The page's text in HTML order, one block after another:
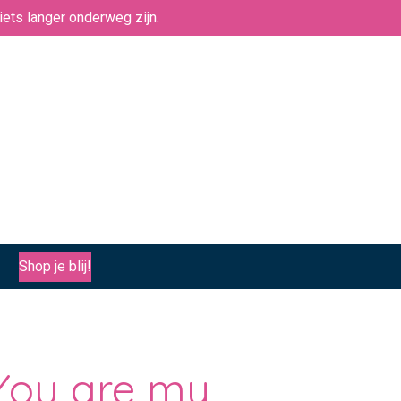
langer onderweg zijn.
Shop je blij!
are my